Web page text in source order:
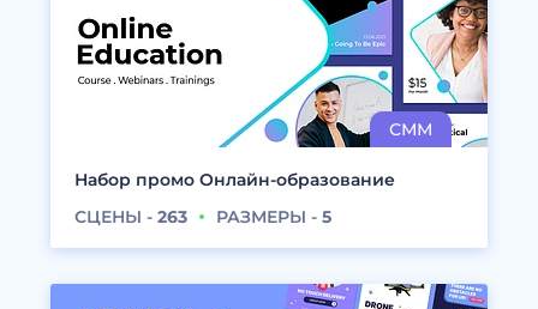
Набор промо Онлайн-образование
СЦЕНЫ - 263 РАЗМЕРЫ - 5